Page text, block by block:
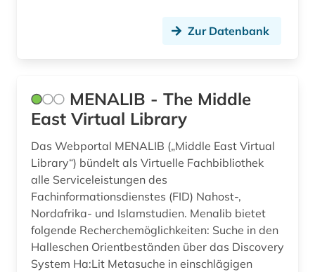
Zur Datenbank
MENALIB - The Middle
East Virtual Library
Das Webportal MENALIB („Middle East Virtual
Library“) bündelt als Virtuelle Fachbibliothek
alle Serviceleistungen des
Fachinformationsdienstes (FID) Nahost-,
Nordafrika- und Islamstudien. Menalib bietet
folgende Recherchemöglichkeiten: Suche in den
Halleschen Orientbeständen über das Discovery
System Ha:Lit Metasuche in einschlägigen